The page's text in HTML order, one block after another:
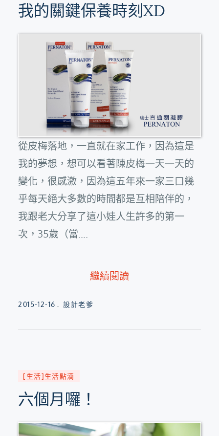
我的關鍵保養時刻XD
從皮梅落地，一直就在家工作，因為這是
我的夢想，想可以看著陳皮梅一天一天的
變化，很感激，因為這五年來一家三口幾
乎每天絕大多數的時間都是互相陪伴的，
我跟老大分享了這小娃人生許多的第一
次，35歲（當....
繼續閱讀
Posted
2015-12-16 設計老爹
[生活]生活點滴
六個月囉！